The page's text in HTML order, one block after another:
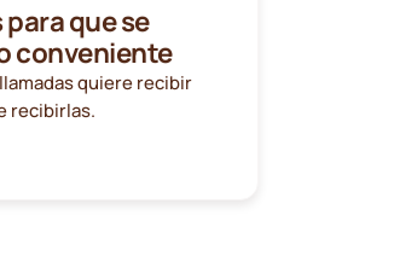
que se
conveniente
quiere recibir
recibirlas.